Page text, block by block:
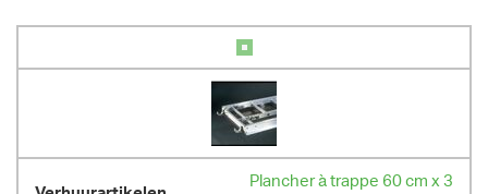
Plancher à trappe 60 cm x 3